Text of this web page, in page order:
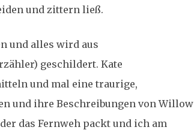
und zittern ließ.
und alles wird aus
geschildert. Kate
und mal eine traurige,
und ihre Beschreibungen von Willow
das Fernweh packt und ich am